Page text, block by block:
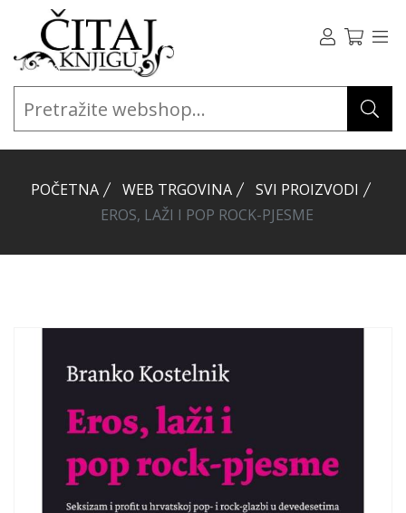
POČETNA WEB TRGOVINA
SVI PROIZVODI
EROS, LAŽI I POP ROCK-PJESME